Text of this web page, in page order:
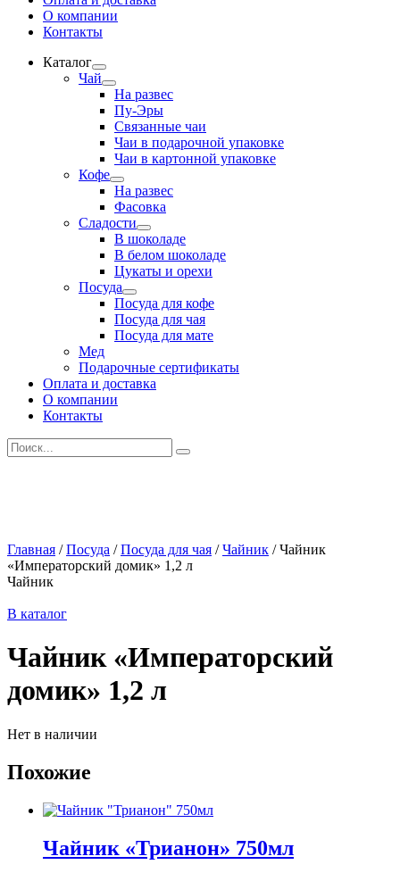
О компании
Контакты
Каталог
Развернутое
вложенное
меню
Чай
Развернутое
вложенное
меню
На развес
Пу-Эры
Связанные чаи
Чаи в подарочной упаковке
Чаи в картонной упаковке
Кофе
Развернутое
вложенное
меню
На развес
Фасовка
Сладости
Развернутое
вложенное
меню
В шоколаде
В белом шоколаде
Цукаты и орехи
Посуда
Развернутое
вложенное
меню
Посуда для кофе
Посуда для чая
Посуда для мате
Мед
Подарочные сертификаты
Оплата и доставка
О компании
Контакты
Искать:
Главная /Посуда /Посуда для чая /Чайник /Чайник
«Императорский домик» 1,2 л
Чайник
В каталог
Чайник «Императорский
домик» 1,2 л
Нет в наличии
Похожие
Чайник «Трианон» 750мл